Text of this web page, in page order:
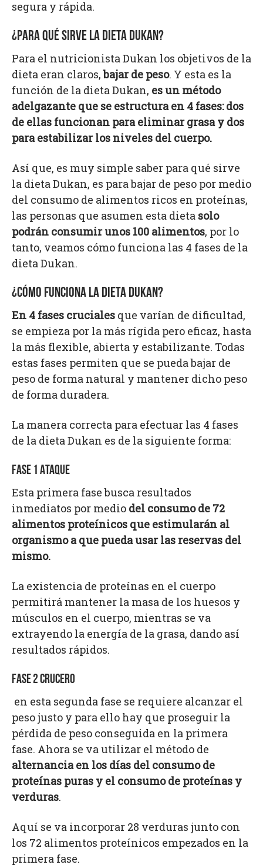
segura y rápida.
¿PARA QUÉ SIRVE LA DIETA DUKAN?
Para el nutricionista Dukan los objetivos de la
dieta eran claros,bajar de peso. Y esta es la
función de la dieta Dukan, es un método
adelgazante que se estructura en 4 fases: dos
de ellas funcionan para eliminar grasa y dos
para estabilizar los niveles del cuerpo.
Así que, es muy simple saber para qué sirve
la dieta Dukan, es para bajar de peso por medio
del consumo de alimentos ricos en proteínas,
las personas que asumen esta dieta solo
podrán consumir unos 100 alimentos, por lo
tanto, veamos cómo funciona las 4 fases de la
dieta Dukan.
¿CÓMO FUNCIONA LA DIETA DUKAN?
En 4 fases cruciales que varían de dificultad,
se empieza por la más rígida pero eficaz, hasta
la más flexible, abierta y estabilizante. Todas
estas fases permiten que se pueda bajar de
peso de forma natural y mantener dicho peso
de forma duradera.
La manera correcta para efectuar las 4 fases
de la dieta Dukan es de la siguiente forma:
FASE 1 ATAQUE
Esta primera fase busca resultados
inmediatos por medio del consumo de 72
alimentos proteínicos que estimularán al
organismo a que pueda usar las reservas del
mismo.
La existencia de proteínas en el cuerpo
permitirá mantener la masa de los huesos y
músculos en el cuerpo, mientras se va
extrayendo la energía de la grasa, dando así
resultados rápidos.
FASE 2 CRUCERO
en esta segunda fase se requiere alcanzar el
peso justo y para ello hay que proseguir la
pérdida de peso conseguida en la primera
fase. Ahora se va utilizar el método de
alternancia en los días del consumo de
proteínas puras y el consumo de proteínas y
verduras.
Aquí se va incorporar 28 verduras junto con
los 72 alimentos proteínicos empezados en la
primera fase.